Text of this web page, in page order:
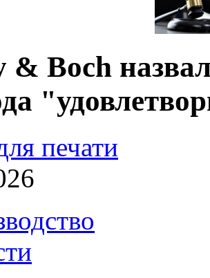
Boch
печати